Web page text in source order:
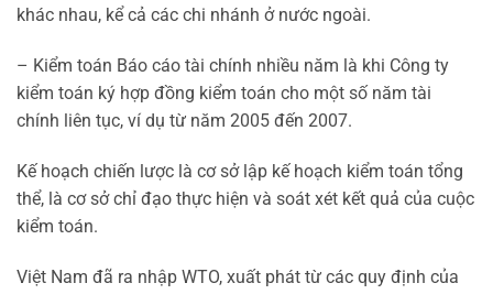
khác nhau, kể cả các chi nhánh ở nước ngoài.
– Kiểm toán Báo cáo tài chính nhiều năm là khi Công ty
kiểm toán ký hợp đồng kiểm toán cho một số năm tài
chính liên tục, ví dụ từ năm 2005 đến 2007.
Kế hoạch chiến lược là cơ sở lập kế hoạch kiểm toán tổng
thể, là cơ sở chỉ đạo thực hiện và soát xét kết quả của cuộc
kiểm toán.
Việt Nam đã ra nhập WTO, xuất phát từ các quy định của